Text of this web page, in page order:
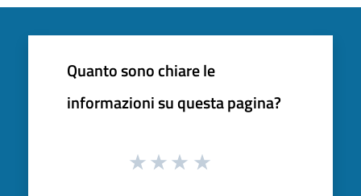
Quanto sono chiare le
informazioni su questa pagina?